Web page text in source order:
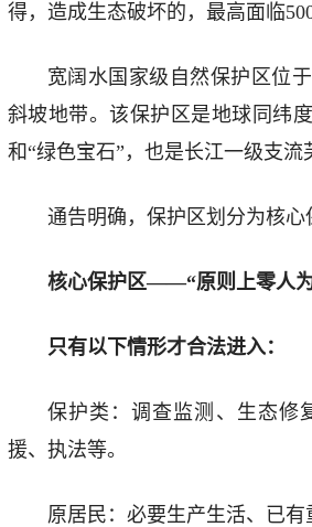
得，造成生态破坏的，最高面临
宽阔水国家级自然保护区位
斜坡地带。该保护区是地球同纬
和“绿色宝石”，也是长江一级支
通告明确，保护区划分为核
核心保护区——“原则上零人
只有以下情形才合法进入：
保护类：调查监测、生态修
援、执法等。
原居民：必要生产生活、已